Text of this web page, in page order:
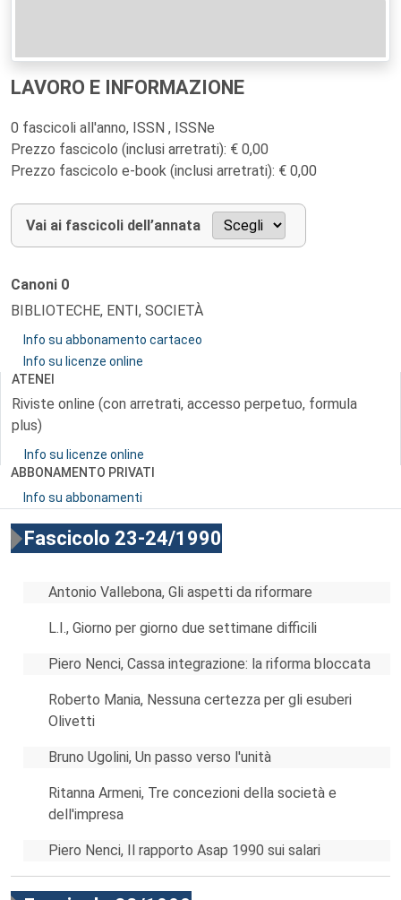
LAVORO E INFORMAZIONE
0 fascicoli all'anno, ISSN , ISSNe
Prezzo fascicolo (inclusi arretrati): € 0,00
Prezzo fascicolo e-book (inclusi arretrati): € 0,00
Vai ai fascicoli dell’annata
Canoni 0
BIBLIOTECHE, ENTI, SOCIETÀ
Info su abbonamento cartaceo
Info su licenze online
ATENEI
Riviste online (con arretrati, accesso perpetuo, formula
plus)
Info su licenze online
ABBONAMENTO PRIVATI
Info su abbonamenti
Fascicolo 23-24/1990
Antonio Vallebona, Gli aspetti da riformare
L.I., Giorno per giorno due settimane difficili
Piero Nenci, Cassa integrazione: la riforma bloccata
Roberto Mania, Nessuna certezza per gli esuberi
Olivetti
Bruno Ugolini, Un passo verso l'unità
Ritanna Armeni, Tre concezioni della società e
dell'impresa
Piero Nenci, Il rapporto Asap 1990 sui salari